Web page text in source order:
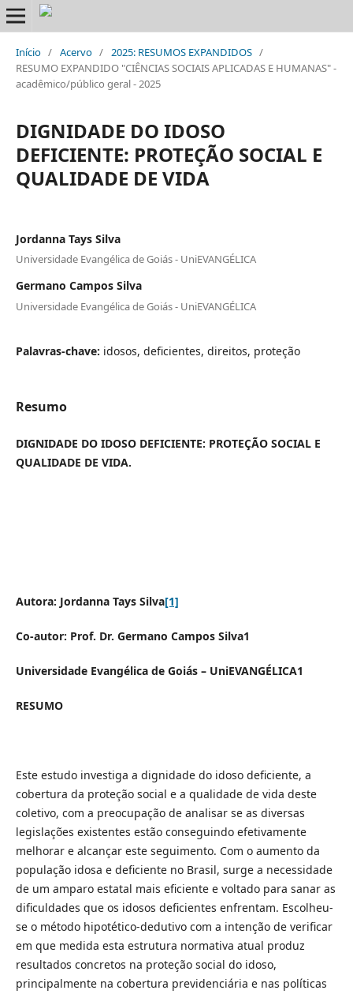
Início / Acervo / 2025: RESUMOS EXPANDIDOS /
RESUMO EXPANDIDO "CIÊNCIAS SOCIAIS APLICADAS E HUMANAS" -
acadêmico/público geral - 2025
DIGNIDADE DO IDOSO
DEFICIENTE: PROTEÇÃO SOCIAL E
QUALIDADE DE VIDA
Jordanna Tays Silva
Universidade Evangélica de Goiás - UniEVANGÉLICA
Germano Campos Silva
Universidade Evangélica de Goiás - UniEVANGÉLICA
Palavras-chave: idosos, deficientes, direitos, proteção
Resumo
DIGNIDADE DO IDOSO DEFICIENTE: PROTEÇÃO SOCIAL E
QUALIDADE DE VIDA.
Autora: Jordanna Tays Silva[1]
Co-autor: Prof. Dr. Germano Campos Silva1
Universidade Evangélica de Goiás – UniEVANGÉLICA1
RESUMO
Este estudo investiga a dignidade do idoso deficiente, a
cobertura da proteção social e a qualidade de vida deste
coletivo, com a preocupação de analisar se as diversas
legislações existentes estão conseguindo efetivamente
melhorar e alcançar este seguimento. Com o aumento da
população idosa e deficiente no Brasil, surge a necessidade
de um amparo estatal mais eficiente e voltado para sanar as
dificuldades que os idosos deficientes enfrentam. Escolheu-
se o método hipotético-dedutivo com a intenção de verificar
em que medida esta estrutura normativa atual produz
resultados concretos na proteção social do idoso,
principalmente na cobertura previdenciária e nas políticas